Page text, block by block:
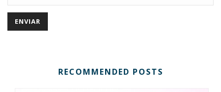
RECOMMENDED POSTS